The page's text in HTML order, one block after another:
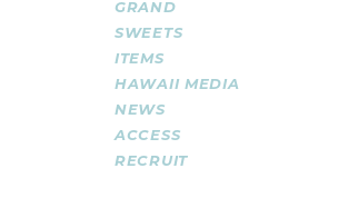
GRAND
SWEETS
ITEMS
HAWAII MEDIA
NEWS
ACCESS
RECRUIT